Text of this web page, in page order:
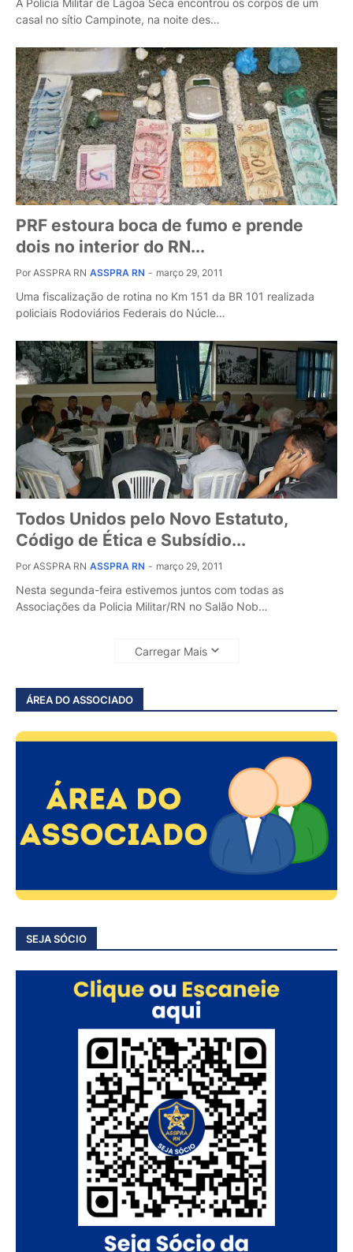
A Polícia Militar de Lagoa Seca encontrou os corpos de um
casal no sítio Campinote, na noite des…
PRF estoura boca de fumo e prende
dois no interior do RN...
Por ASSPRA RN ASSPRA RN - março 29, 2011
Uma fiscalização de rotina no Km 151 da BR 101 realizada
policiais Rodoviários Federais do Núcle…
Todos Unidos pelo Novo Estatuto,
Código de Ética e Subsídio...
Por ASSPRA RN ASSPRA RN - março 29, 2011
Nesta segunda-feira estivemos juntos com todas as
Associações da Policia Militar/RN no Salão Nob…
Carregar Mais
ÁREA DO ASSOCIADO
SEJA SÓCIO